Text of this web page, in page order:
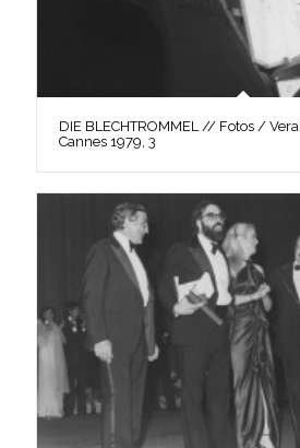
DIE BLECHTROMMEL // Fotos /
Cannes 1979, 3